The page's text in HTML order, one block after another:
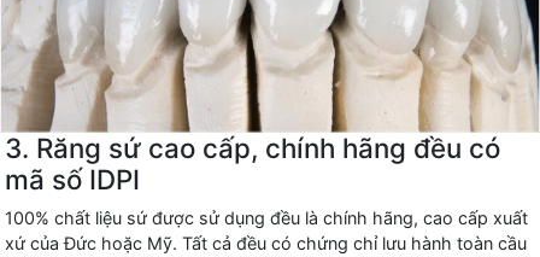
3. Răng sứ cao cấp, chính hãng đều có
mã số IDPI
100% chất liệu sứ được sử dụng đều là chính hãng, cao cấp xuất
xứ của Đức hoặc Mỹ. Tất cả đều có chứng chỉ lưu hành toàn cầu